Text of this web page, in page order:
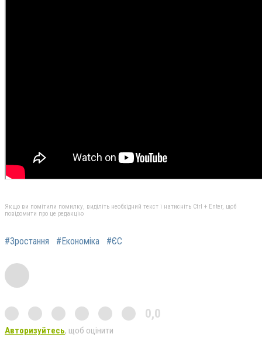
Якщо ви помітили помилку, виділіть необхідний текст і натисніть Ctrl + Enter, щоб
повідомити про це редакцію
#Зростання #Економіка #ЄС
0,0
Авторизуйтесь, щоб оцінити